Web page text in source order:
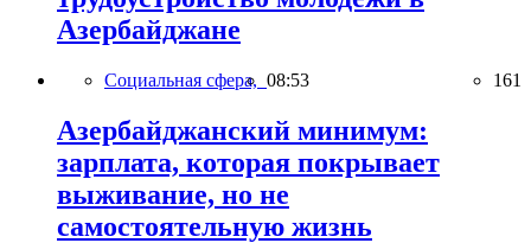
Азербайджане
Социальная сфера, 08:53 161
Азербайджанский минимум:
зарплата, которая покрывает
выживание, но не
самостоятельную жизнь